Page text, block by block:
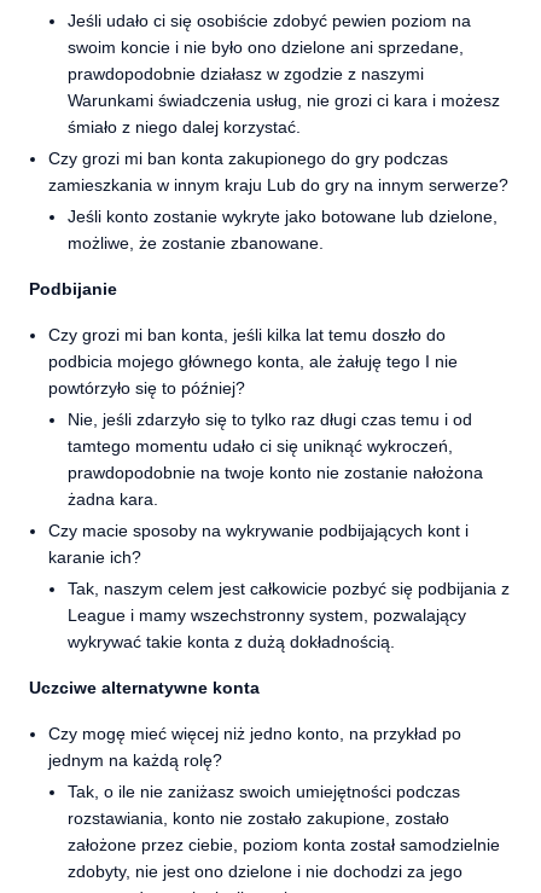
Jeśli udało ci się osobiście zdobyć pewien poziom na
swoim koncie i nie było ono dzielone ani sprzedane,
prawdopodobnie działasz w zgodzie z naszymi
Warunkami świadczenia usług, nie grozi ci kara i możesz
śmiało z niego dalej korzystać.
Czy grozi mi ban konta zakupionego do gry podczas
zamieszkania w innym kraju Lub do gry na innym serwerze?
Jeśli konto zostanie wykryte jako botowane lub dzielone,
możliwe, że zostanie zbanowane.
Podbijanie
Czy grozi mi ban konta, jeśli kilka lat temu doszło do
podbicia mojego głównego konta, ale żałuję tego I nie
powtórzyło się to później?
Nie, jeśli zdarzyło się to tylko raz długi czas temu i od
tamtego momentu udało ci się uniknąć wykroczeń,
prawdopodobnie na twoje konto nie zostanie nałożona
żadna kara.
Czy macie sposoby na wykrywanie podbijających kont i
karanie ich?
Tak, naszym celem jest całkowicie pozbyć się podbijania z
League i mamy wszechstronny system, pozwalający
wykrywać takie konta z dużą dokładnością.
Uczciwe alternatywne konta
Czy mogę mieć więcej niż jedno konto, na przykład po
jednym na każdą rolę?
Tak, o ile nie zaniżasz swoich umiejętności podczas
rozstawiania, konto nie zostało zakupione, zostało
założone przez ciebie, poziom konta został samodzielnie
zdobyty, nie jest ono dzielone i nie dochodzi za jego